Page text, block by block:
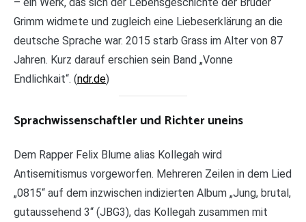
Grimm widmete und zugleich eine Liebeserklärung an die
deutsche Sprache war. 2015 starb Grass im Alter von 87
Jahren. Kurz darauf erschien sein Band „Vonne
Endlichkait“. (ndr.de)
Sprachwissenschaftler und Richter uneins
Dem Rapper Felix Blume alias Kollegah wird
Antisemitismus vorgeworfen. Mehreren Zeilen in dem Lied
„0815“ auf dem inzwischen indizierten Album „Jung, brutal,
gutaussehend 3“ (JBG3), das Kollegah zusammen mit